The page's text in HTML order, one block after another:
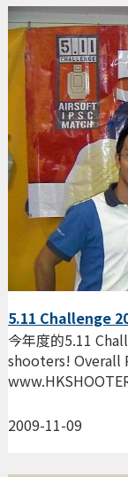
5.11 Challenge
2009-11-09
今年度的5.11
shooters! Overall